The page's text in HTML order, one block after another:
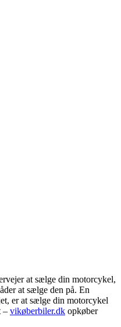
at sælge din motorcykel,
at sælge den på. En
er at sælge din motorcykel
– vikøberbiler.dk opkøber